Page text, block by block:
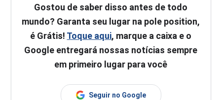
Gostou de saber disso antes de todo
mundo? Garanta seu lugar na pole position,
é Grátis! Toque aqui, marque a caixa e o
Google entregará nossas notícias sempre
em primeiro lugar para você
Seguir no Google